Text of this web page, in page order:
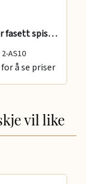
925 Anker fasett spiss 3,6 mm
AS10
å se priser
vil like